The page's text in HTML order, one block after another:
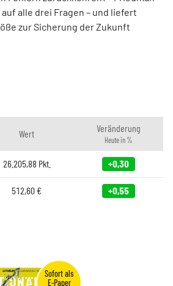
alle drei Fragen – und liefert
zur Sicherung der Zukunft
Wert Veränderung
Heute in %
26.205,88 Pkt. +0,30
512,60 € +0,55